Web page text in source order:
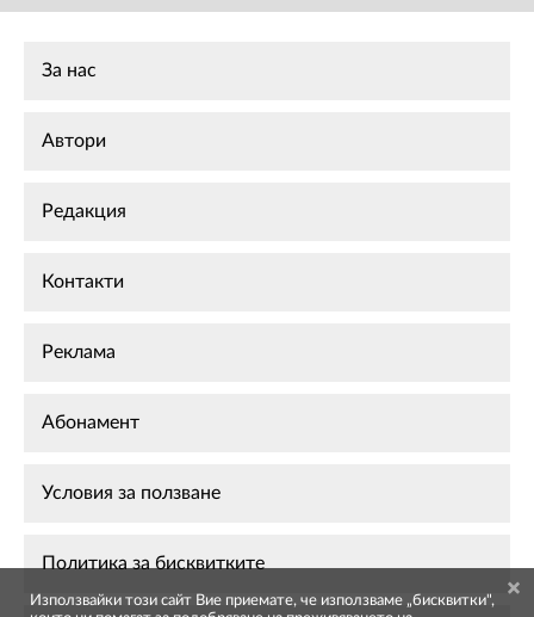
За нас
Автори
Редакция
Контакти
Реклама
Абонамент
Условия за ползване
Политика за бисквитките
Използвайки този сайт Вие приемате, че използваме „бисквитки",